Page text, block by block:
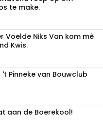
te make.
Voelde Niks Van kom mè
Kwis.
't Pinneke van Bouwclub
aan de Boerekool!